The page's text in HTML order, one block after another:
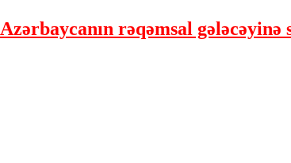
Azərbaycanın rəqəmsal